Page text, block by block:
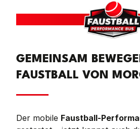
GEMEINSAM
FAUSTBALL VON
Der mobile Faustball-